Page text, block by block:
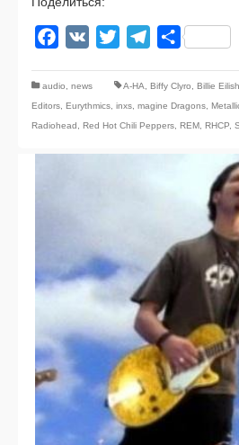
Facebook
VK Twitter Telegram
audio news A-HA Biffy Clyro Billie Eilish
Editors Eurythmics inxs magine Dragons
Radiohead
Red Hot Chili Peppers REM RHCP